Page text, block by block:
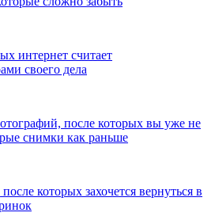
интернет считает
своего дела
после которых вы уже не
снимки как раньше
которых захочется вернуться в